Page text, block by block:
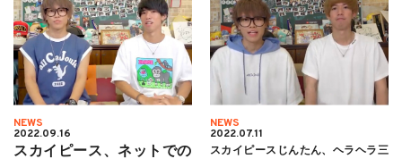
NEWS
2022.09.16
スカイピース、ネットでの
NEWS
2022.07.11
スカイピースじんたん、ヘラヘラ三